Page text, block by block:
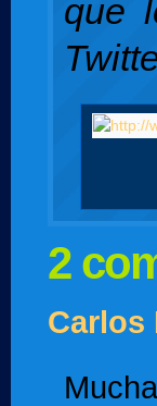
que
2
Carlos